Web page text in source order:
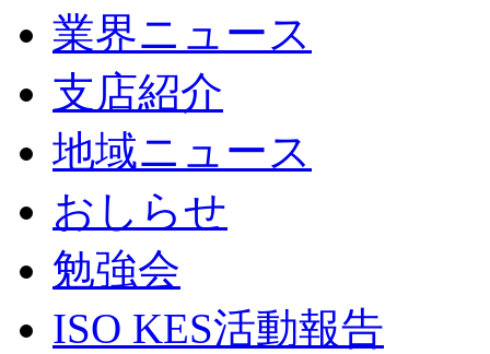
業界ニュース
支店紹介
地域ニュース
おしらせ
勉強会
ISO KES活動報告